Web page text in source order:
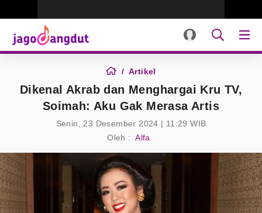
Artikel
Dikenal Akrab dan Menghargai Kru TV,
Soimah: Aku Gak Merasa Artis
Senin, 23 Desember 2024 | 11:29 WIB
Oleh : Alfa